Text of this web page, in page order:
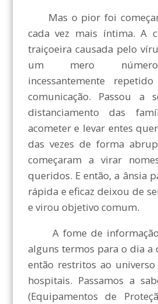
Mas o pior foi
cada vez mais íntima. A
traiçoeira causada pelo
um mero número
incessantemente
comunicação. Passou a
distanciamento das
acometer e levar entes
das vezes de forma
começaram a virar
queridos. E então, a ânsia
rápida e eficaz deixou de
e virou objetivo comum.
A fome de informação
alguns termos para o dia a
então restritos ao
hospitais. Passamos a
(Equipamentos de